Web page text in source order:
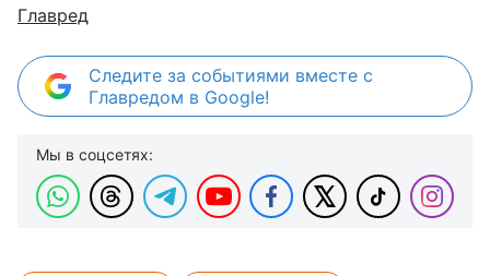
Главред
Следите за событиями вместе с
Главредом в Google!
Мы в соцсетях: